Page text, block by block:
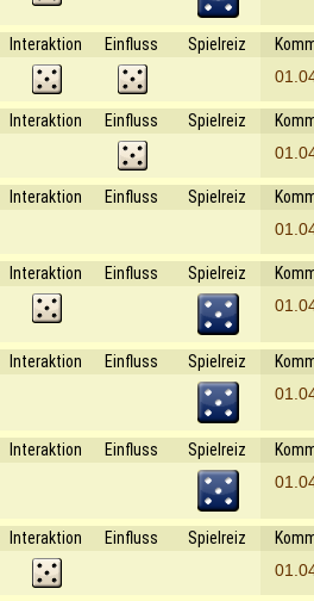
Interaktion Einfluss Spielreiz
Interaktion Einfluss Spielreiz
Interaktion Einfluss Spielreiz
Interaktion Einfluss Spielreiz
Interaktion Einfluss Spielreiz
Interaktion Einfluss Spielreiz
Interaktion Einfluss Spielreiz